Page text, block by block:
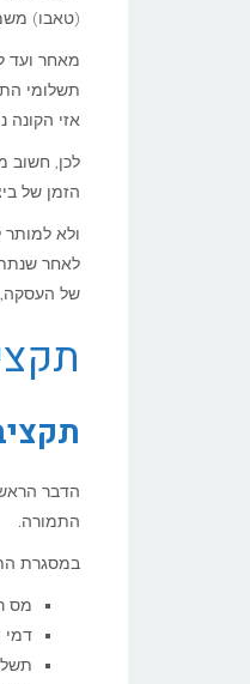
(טאבו)
מאחר ועד
תשלומי
אזי הקונה
לכן, חשוב
הזמן של
ולא למותר
לאחר
של העסקה,
הדבר
התמורה.
במסגרת
מס
דמי